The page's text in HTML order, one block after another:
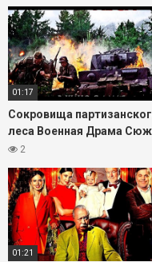
Браун и другие.
фильма «Атлас» и
выживание
Русский трейлер 2024
чего ждать от
драматической
человеческого выбора.
01:17
Сокровища
леса Военная Драма
дата выхода Фильм 2023
2
01:21